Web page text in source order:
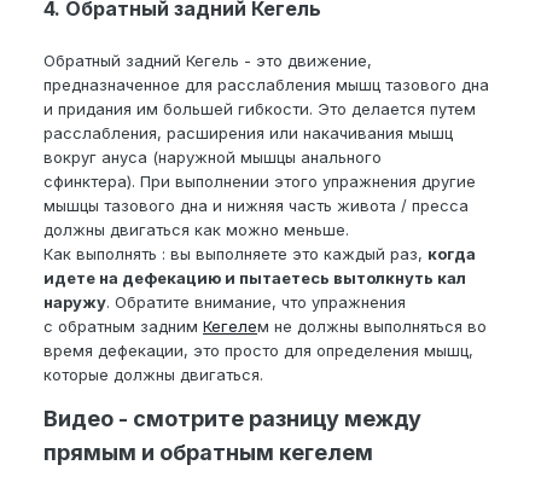
4. Обратный задний Кегель
Обратный задний Кегель - это движение,
предназначенное для расслабления мышц тазового дна
и придания им большей гибкости. Это делается путем
расслабления, расширения или накачивания мышц
вокруг ануса (наружной мышцы анального
сфинктера). При выполнении этого упражнения другие
мышцы тазового дна и нижняя часть живота / пресса
должны двигаться как можно меньше.
Как выполнять : вы выполняете это каждый раз, когда
идете на дефекацию и пытаетесь вытолкнуть кал
наружу. Обратите внимание, что упражнения
с обратным задним Кегелем не должны выполняться во
время дефекации, это просто для определения мышц,
которые должны двигаться.
Видео - смотрите разницу между
прямым и обратным кегелем